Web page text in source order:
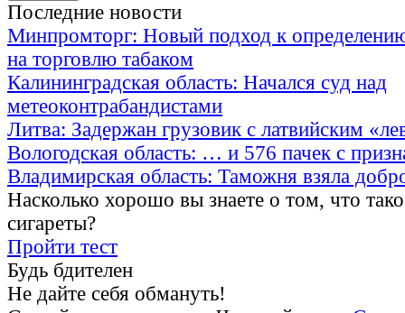
Последние новости
Минпромторг: Новый подход к
на торговлю табаком
Калининградская область: Начался суд над
метеоконтрабандистами
Литва: Задержан грузовик с латвийским
Вологодская область: … и 576 пачек с
Владимирская область: Таможня взяла
Насколько хорошо вы знаете о том, что
сигареты?
Пройти тест
Будь бдителен
Не дайте себя обмануть!